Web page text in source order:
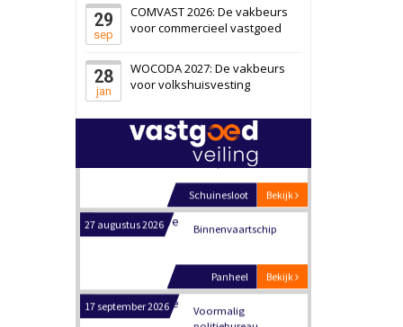
29
sep
COMVAST 2026: De vakbeurs
voor commercieel vastgoed
28
jan
WOCODA 2027: De vakbeurs
voor volkshuisvesting
22 september 2026 Attractiepark
Bekijk
Oranje
28 september 2026
bedrijventerrein
Schuinesloot
Binnenvaartschip
Bekijk
Panheel
Voormalig
politiebureau
Dordrecht